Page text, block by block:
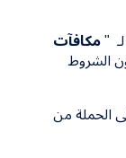
"مكافآت
الشروط
الحملة من